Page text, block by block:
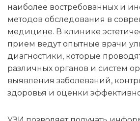
наиболее востребованных и
методов обследования в
медицине. В клинике
прием ведут опытные врачи
диагностики, которые
различных органов и систем
выявления заболеваний,
здоровья и оценки